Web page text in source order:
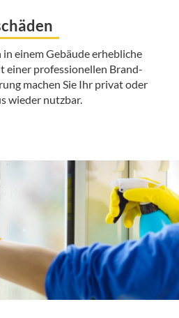
einem Gebäude erhebliche
einer professionellen Brand-
machen Sie Ihr privat oder
wieder nutzbar.